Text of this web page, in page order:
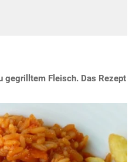
gegrilltem Fleisch. Das Rezept